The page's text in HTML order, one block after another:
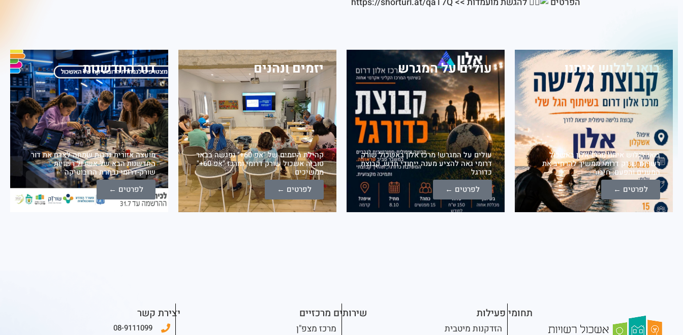
בואו לגלוש איתנו
בואו לגלוש איתנו מרכז אלון באשכול
רשויות שורק דרומי ממשיך להרחיב את
המענים והפעם: חיבור
לפרטים ←
עולים על המגרש
עולים על המגרש! מרכז אלון באשכול שורק
דרומי גאה להציע מענה ייחודי חדש, קבוצת
כדורגל
לפרטים ←
יזמים ונהנים
קהילת היזמים של "אפ 60+" נפגשה בבאר
טוביה אשכול שורק דרומי ומרכז "אפ 60+"
ממשיכים
לפרטים ←
דור החדשנות
מועצה אזורית גדרות שמחה לארח את דור
החדשנות הבא של אשכול רשויות
שורק-דרומי נבחרת הרובוטיקה
לפרטים ←
תחומי פעילות
הזדקנות מיטבית
שירותים מרכזיים
מרכז מצפ"ן
יצירת קשר
08-9111099